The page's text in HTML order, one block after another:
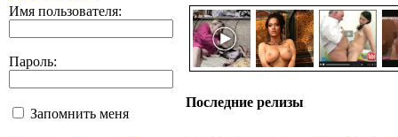
Имя пользователя:
Пароль:
Запомнить меня
Последние релизы